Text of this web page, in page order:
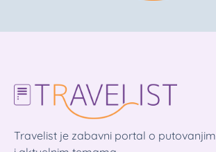
Travelist je zabavni portal o